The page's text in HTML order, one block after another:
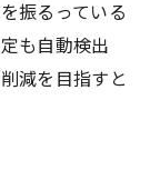
振るっている
も自動検出
減を目指すと